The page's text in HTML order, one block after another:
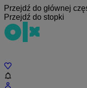
Przejdź do głównej
Przejdź do stopki